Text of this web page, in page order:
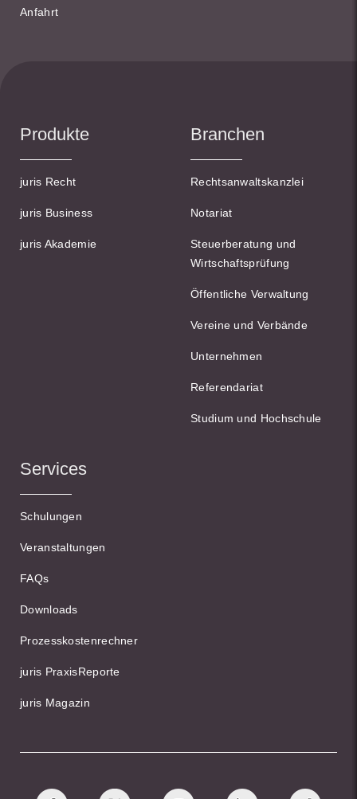
Anfahrt
Produkte
juris Recht
juris Business
juris Akademie
Branchen
Rechtsanwaltskanzlei
Notariat
Steuerberatung und
Wirtschaftsprüfung
Öffentliche Verwaltung
Vereine und Verbände
Unternehmen
Referendariat
Studium und Hochschule
Services
Schulungen
Veranstaltungen
FAQs
Downloads
Prozesskostenrechner
juris PraxisReporte
juris Magazin